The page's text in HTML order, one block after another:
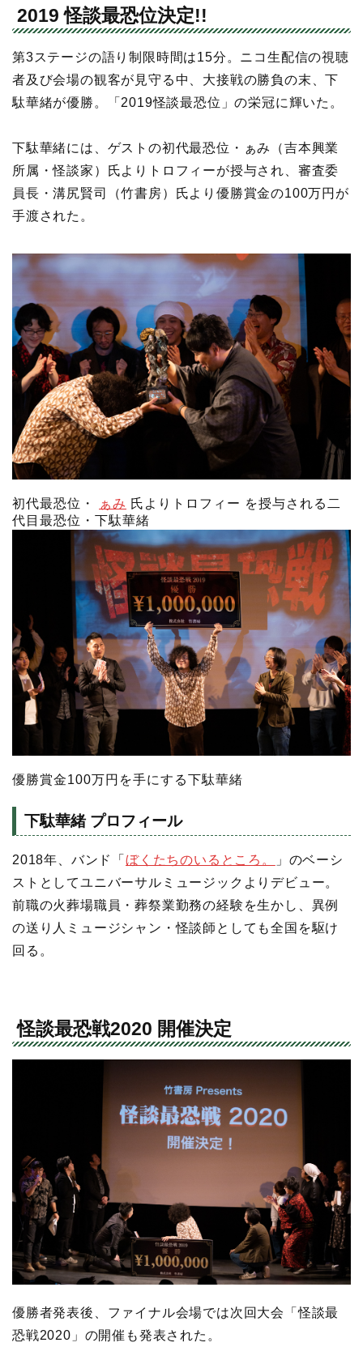
2019 怪談最恐位決定!!
第3ステージの語り制限時間は15分。ニコ生配信の視聴
者及び会場の観客が見守る中、大接戦の勝負の末、下
駄華緒が優勝。「2019怪談最恐位」の栄冠に輝いた。
下駄華緒には、ゲストの初代最恐位・ぁみ（吉本興業
所属・怪談家）氏よりトロフィーが授与され、審査委
員長・溝尻賢司（竹書房）氏より優勝賞金の100万円が
手渡された。
初代最恐位・ ぁみ 氏よりトロフィー を授与される二
代目最恐位・下駄華緒
優勝賞金100万円を手にする下駄華緒
下駄華緒 プロフィール
2018年、バンド「 ぼくたちのいるところ。
」のベーシ
ストとしてユニバーサルミュージックよりデビュー。
前職の火葬場職員・葬祭業勤務の経験を生かし、異例
の送り人ミュージシャン・怪談師としても全国を駆け
回る。
怪談最恐戦2020 開催決定
優勝者発表後、ファイナル会場では次回大会「怪談最
恐戦2020」の開催も発表された。